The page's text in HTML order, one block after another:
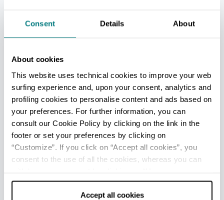
Consent Details About
About cookies
This website uses technical cookies to improve your web
surfing experience and, upon your consent, analytics and
profiling cookies to personalise content and ads based on
your preferences. For further information, you can
consult our Cookie Policy by clicking on the link in the
footer or set your preferences by clicking on
“Customize”. If you click on “Accept all cookies”, you
consent to the use of all the cookies, whereas you can
cookies only” and only the technical cookies for the
correct functioning of the website will be used.
Accept all cookies
I vini dei Colli piacentini DOC
Vedi tutti
Emilia Romagna nel piatto